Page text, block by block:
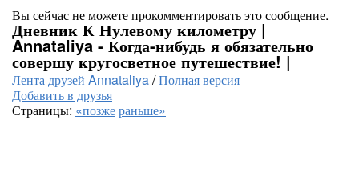
Вы сейчас не можете прокомментировать это сообщение.
Дневник К Нулевому километру |
Annataliya - Когда-нибудь я обязательно
совершу кругосветное путешествие! |
Лента друзей Annataliya/Полная версия
Добавить в друзья
Страницы: «позжераньше»